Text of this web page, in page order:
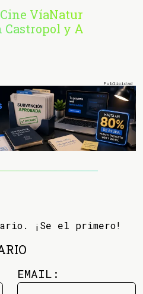
VíaNatur
Castropol y A
¡Se el primero!
EMAIL: